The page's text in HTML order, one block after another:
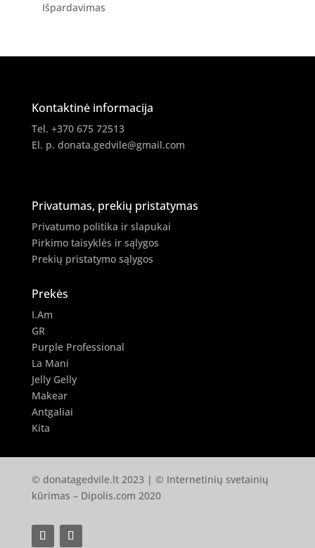
Išpardavimas
Kontaktinė informacija
Tel. +370 675 72513
El. p. donata.gedvile@gmail.com
Privatumas, prekių pristatymas
Privatumo politika ir slapukai
Pirkimo taisyklės ir sąlygos
Prekių pristatymo sąlygos
Prekės
I.Am
GR
Purple Professional
La Mani
Jelly Gelly
Makear
Antgaliai
Kita
© donatagedvile.lt 2023 | © Internetinių svetainių
kūrimas – Dipolis.com 2020